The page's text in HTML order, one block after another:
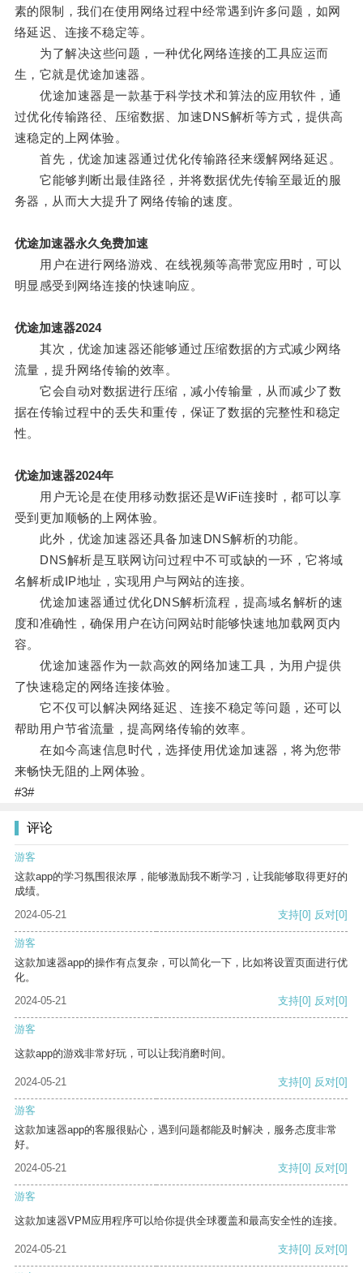
素的限制，我们在使用网络过程中经常遇到许多问题，如网
络延迟、连接不稳定等。
为了解决这些问题，一种优化网络连接的工具应运而
生，它就是优途加速器。
优途加速器是一款基于科学技术和算法的应用软件，通
过优化传输路径、压缩数据、加速DNS解析等方式，提供高
速稳定的上网体验。
首先，优途加速器通过优化传输路径来缓解网络延迟。
它能够判断出最佳路径，并将数据优先传输至最近的服
务器，从而大大提升了网络传输的速度。
优途加速器永久免费加速
用户在进行网络游戏、在线视频等高带宽应用时，可以
明显感受到网络连接的快速响应。
优途加速器2024
其次，优途加速器还能够通过压缩数据的方式减少网络
流量，提升网络传输的效率。
它会自动对数据进行压缩，减小传输量，从而减少了数
据在传输过程中的丢失和重传，保证了数据的完整性和稳定
性。
优途加速器2024年
用户无论是在使用移动数据还是WiFi连接时，都可以享
受到更加顺畅的上网体验。
此外，优途加速器还具备加速DNS解析的功能。
DNS解析是互联网访问过程中不可或缺的一环，它将域
名解析成IP地址，实现用户与网站的连接。
优途加速器通过优化DNS解析流程，提高域名解析的速
度和准确性，确保用户在访问网站时能够快速地加载网页内
容。
优途加速器作为一款高效的网络加速工具，为用户提供
了快速稳定的网络连接体验。
它不仅可以解决网络延迟、连接不稳定等问题，还可以
帮助用户节省流量，提高网络传输的效率。
在如今高速信息时代，选择使用优途加速器，将为您带
来畅快无阻的上网体验。
#3#
评论
游客
这款app的学习氛围很浓厚，能够激励我不断学习，让我能够取得更好的
成绩。
2024-05-21
支持[0] 反对[0]
游客
这款加速器app的操作有点复杂，可以简化一下，比如将设置页面进行优
化。
2024-05-21
支持[0] 反对[0]
游客
这款app的游戏非常好玩，可以让我消磨时间。
2024-05-21 支持[0] 反对[0]
游客
这款加速器app的客服很贴心，遇到问题都能及时解决，服务态度非常
好。
2024-05-21
支持[0] 反对[0]
游客
这款加速器VPM应用程序可以给你提供全球覆盖和最高安全性的连接。
2024-05-21 支持[0] 反对[0]